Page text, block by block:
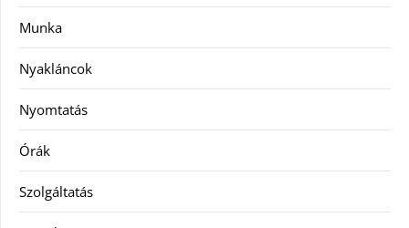
Munka
Nyakláncok
Nyomtatás
Órák
Szolgáltatás